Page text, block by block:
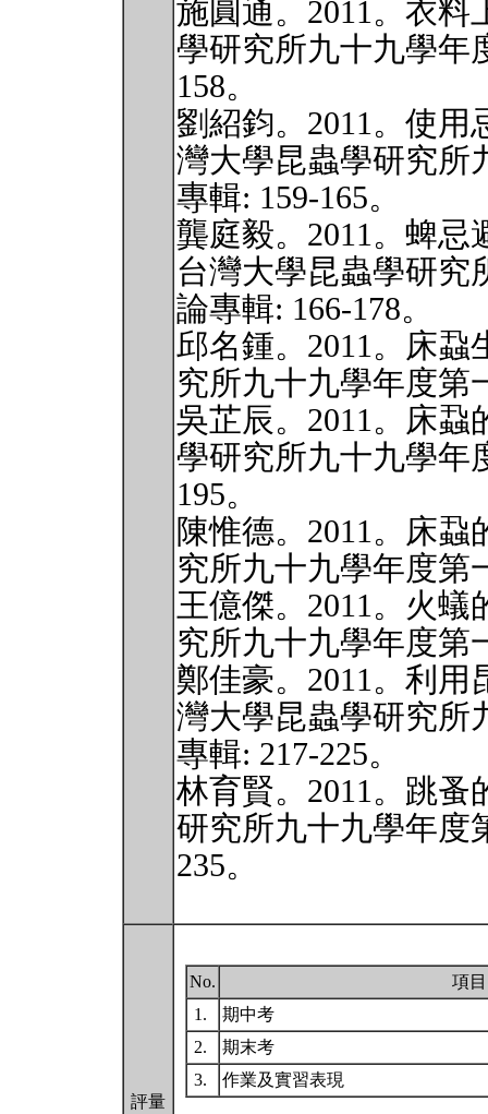
施圓通。2011。衣
學研究所九十九學年
158。
劉紹鈞。2011。使
灣大學昆蟲學研究所
專輯: 159-165。
龔庭毅。2011。蜱
台灣大學昆蟲學研究
論專輯: 166-178。
邱名鍾。2011。床
究所九十九學年度第
吳芷辰。2011。床
學研究所九十九學年
195。
陳惟德。2011。床
究所九十九學年度第
王億傑。2011。火
究所九十九學年度第
鄭佳豪。2011。利
灣大學昆蟲學研究所
專輯: 217-225。
林育賢。2011。跳
研究所九十九學年度
235。
評量
No.
項目
1.
期中考
2.
期末考
3.
作業及實習表現